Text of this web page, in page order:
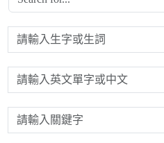
請輸入生字或生詞
請輸入英文單字或中文
請輸入關鍵字